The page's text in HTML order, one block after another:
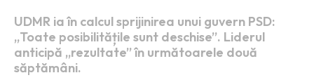
UDMR ia în calcul sprijinirea unui guvern PSD:
„Toate posibilitățile sunt deschise”. Liderul
anticipă „rezultate” în următoarele două
săptămâni.